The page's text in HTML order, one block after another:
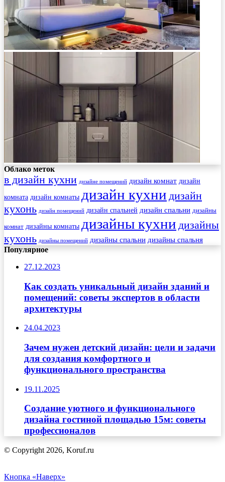
Облако меток
в дизайн кухни дизайне помещений дизайн комнат дизайн
комната дизайн комнаты дизайн кухни дизайн
кухонь дизайн помещений дизайн спальней дизайн спальни дизайны
комнат дизайны комнаты дизайны кухни дизайны
кухонь дизайны помещений дизайны спальни дизайны спальня
Популярное
27.12.2023
Как создать уникальный дизайн зданий и
помещений: советы экспертов в области
архитектуры
24.04.2023
Зачем нужен детский дизайн: цели и задачи
для создания комфортного и
функционального пространства
19.11.2025
Создание уютного и функционального
дизайна гостиной площадью 15м: советы
профессионалов
© Copyright 2026, Koruf.ru
Кнопка «Наверх»